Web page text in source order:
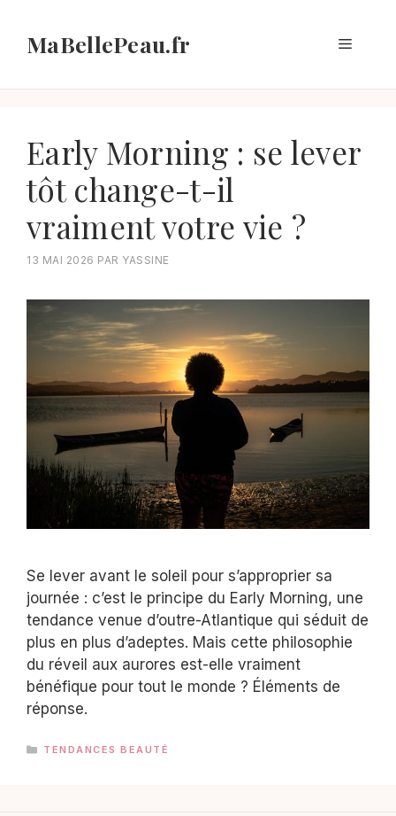
contenuMaBellePeau.fr Menu
Early Morning : se lever
tôt change-t-il
vraiment votre vie ?
13 MAI 2026 PAR YASSINE
Se lever avant le soleil pour s’approprier sa
journée : c’est le principe du Early Morning, une
tendance venue d’outre-Atlantique qui séduit de
plus en plus d’adeptes. Mais cette philosophie
du réveil aux aurores est-elle vraiment
bénéfique pour tout le monde ? Éléments de
réponse.
CATÉGORIES
TENDANCES BEAUTÉ